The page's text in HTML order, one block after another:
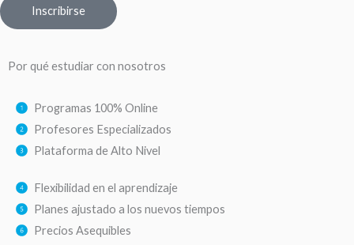
Inscribirse
Por qué estudiar con nosotros
Programas 100% Online
Profesores Especializados
Plataforma de Alto Nivel
Flexibilidad en el aprendizaje
Planes ajustado a los nuevos tiempos
Precios Asequibles